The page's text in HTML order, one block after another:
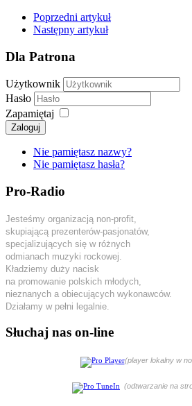
Poprzedni artykuł
Następny artykuł
Dla Patrona
Użytkownik
Hasło
Zapamiętaj
Zaloguj
Nie pamiętasz nazwy?
Nie pamiętasz hasła?
Pro-Radio
Jesteśmy organizacją non-profit,
skupiającą prezenterów-pasjonatów,
specjalizujących się w różnych
odmianach muzyki rockowej.
Kładziemy duży nacisk
na promowanie polskich młodych,
nieznanych a obiecujących wykonawców.
Działamy w pełni legalnie.
Słuchaj nas on-line
(player lokalny w
(odtwarzanie na